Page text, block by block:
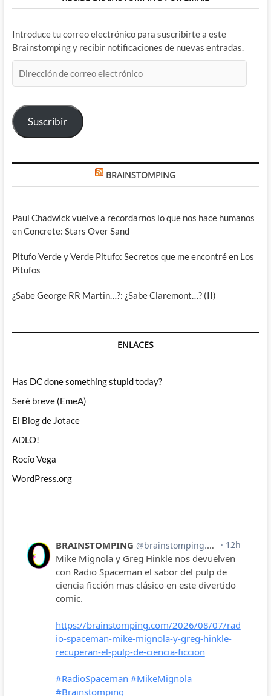
Introduce tu correo electrónico para suscribirte a este
Brainstomping y recibir notificaciones de nuevas entradas.
de
electrónico
Suscribir
BRAINSTOMPING
Paul Chadwick vuelve a recordarnos lo que nos hace humanos
en Concrete: Stars Over Sand
Pitufo Verde y Verde Pitufo: Secretos que me encontré en Los
Pitufos
¿Sabe George RR Martin…?: ¿Sabe Claremont…? (II)
ENLACES
Has DC done something stupid today?
Seré breve (EmeA)
El Blog de Jotace
ADLO!
Rocío Vega
WordPress.org